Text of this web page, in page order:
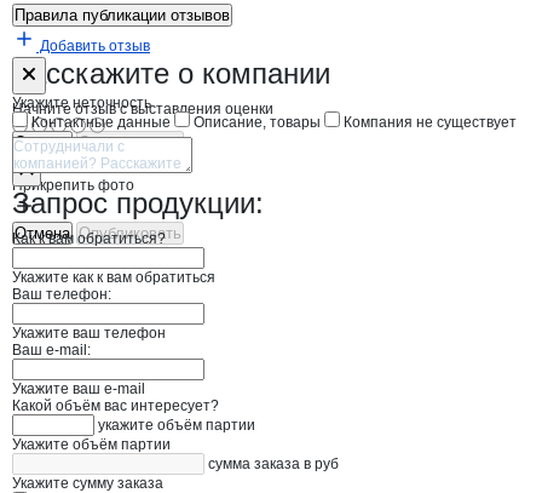
Правила публикации отзывов
Добавить отзыв
Расскажите о компании
Начните отзыв с выставления оценки
Прикрепить фото
Отмена Опубликовать
Форма обратной связи о неточностях
Укажите неточность
Контактные данные
Описание, товары Компания не существует
Отмена Опубликовать
Запрос продукции:
Как к вам обратиться?
Укажите как к вам обратиться
Ваш телефон:
Укажите ваш телефон
Ваш e-mail:
Укажите ваш e-mail
Какой объём вас интересует?
укажите объём партии
Укажите объём партии
сумма заказа в руб
Укажите сумму заказа